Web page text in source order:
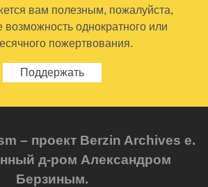
вам полезным, пожалуйста,
возможность однократного или
пожертвования.
Поддержать
– проект Berzin Archives e.
д-ром Александром
Берзиным.